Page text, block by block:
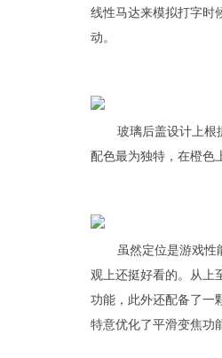
线性马达来模拟打字时
动。
玻璃后盖设计上根
配色最为独特，在橙色
虽然定位是游戏性
观上还挺好看的。从上
功能，此外还配备了一
特意优化了平滑变焦功